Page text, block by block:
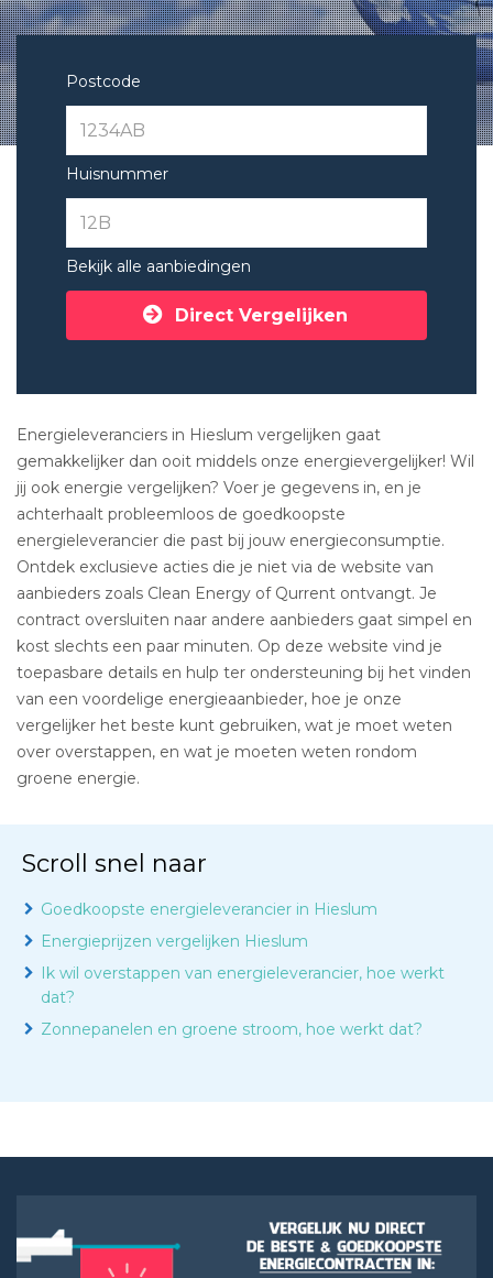
Postcode
Huisnummer
Bekijk alle aanbiedingen
Direct Vergelijken
Energieleveranciers in Hieslum vergelijken gaat
gemakkelijker dan ooit middels onze energievergelijker! Wil
jij ook energie vergelijken? Voer je gegevens in, en je
achterhaalt probleemloos de goedkoopste
energieleverancier die past bij jouw energieconsumptie.
Ontdek exclusieve acties die je niet via de website van
aanbieders zoals Clean Energy of Qurrent ontvangt. Je
contract oversluiten naar andere aanbieders gaat simpel en
kost slechts een paar minuten. Op deze website vind je
toepasbare details en hulp ter ondersteuning bij het vinden
van een voordelige energieaanbieder, hoe je onze
vergelijker het beste kunt gebruiken, wat je moet weten
over overstappen, en wat je moeten weten rondom
groene energie.
Scroll snel naar
Goedkoopste energieleverancier in Hieslum
Energieprijzen vergelijken Hieslum
Ik wil overstappen van energieleverancier, hoe werkt
dat?
Zonnepanelen en groene stroom, hoe werkt dat?